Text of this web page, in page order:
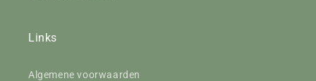
Links
Algemene voorwaarden